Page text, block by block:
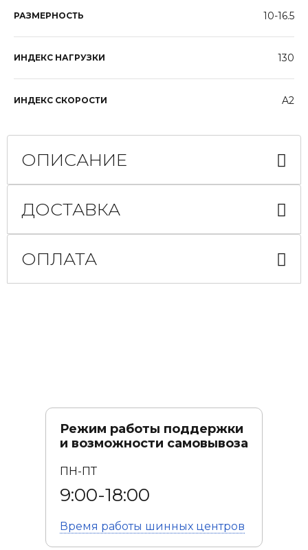
РАЗМЕРНОСТЬ 10-16.5
ИНДЕКС НАГРУЗКИ 130
ИНДЕКС СКОРОСТИ A2
ОПИСАНИЕ
ДОСТАВКА
ОПЛАТА
Режим работы поддержки
и возможности самовывоза
ПН-ПТ
9:00-18:00
Время работы шинных центров